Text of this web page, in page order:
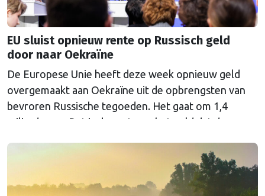
EU sluist opnieuw rente op Russisch geld
door naar Oekraïne
De Europese Unie heeft deze week opnieuw geld
overgemaakt aan Oekraïne uit de opbrengsten van
bevroren Russische tegoeden. Het gaat om 1,4
miljard euro. Dat is de rente op het geld dat de
Euroclear parkeerde. De EU bevroor dat geld na de
Continued